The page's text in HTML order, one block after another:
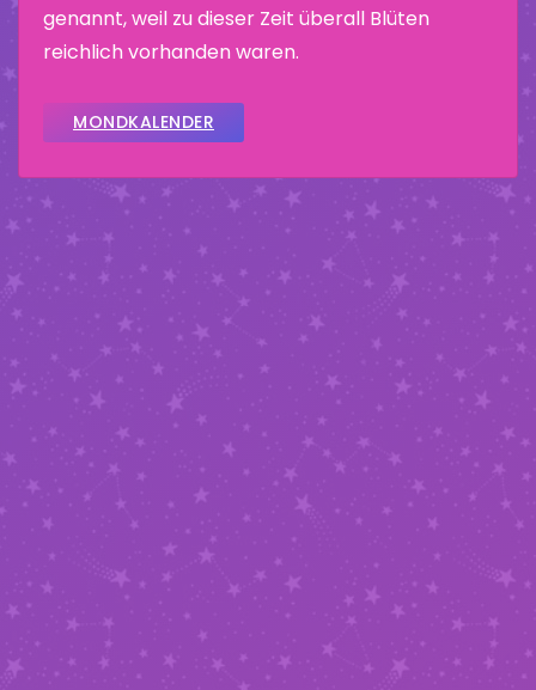
genannt, weil zu dieser Zeit überall Blüten
reichlich vorhanden waren.
MONDKALENDER